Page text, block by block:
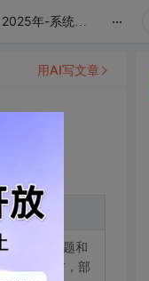
2025年-系统架构设计师--综合计算机系统基础知识精讲视频培训课 ...
案例分析题和
源于教材，部
用AI写文章